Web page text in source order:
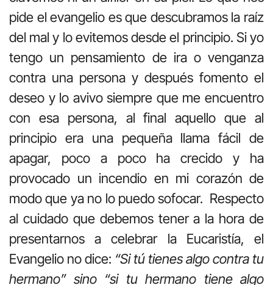
pide el evangelio es que descubramos la raíz
del mal y lo evitemos desde el principio. Si yo
tengo un pensamiento de ira o venganza
contra una persona y después fomento el
deseo y lo avivo siempre que me encuentro
con esa persona, al final aquello que al
principio era una pequeña llama fácil de
apagar, poco a poco ha crecido y ha
provocado un incendio en mi corazón de
modo que ya no lo puedo sofocar. Respecto
al cuidado que debemos tener a la hora de
presentarnos a celebrar la Eucaristía, el
Evangelio no dice: “Si tú tienes algo contra tu
hermano” sino “si tu hermano tiene algo